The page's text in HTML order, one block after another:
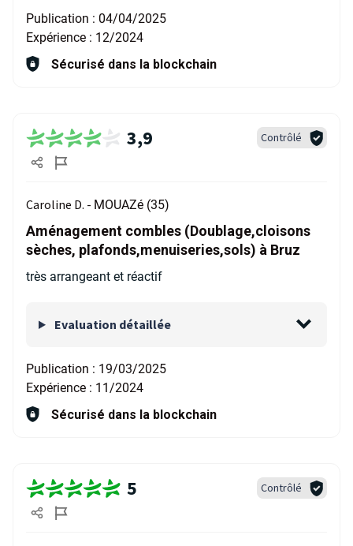
Publication : 04/04/2025
Expérience : 12/2024
Sécurisé dans la blockchain
3,9 Contrôlé
Caroline D. - MOUAZé (35)
Aménagement combles (Doublage,cloisons
sèches, plafonds,menuiseries,sols) à Bruz
très arrangeant et réactif
Evaluation détaillée
Publication : 19/03/2025
Expérience : 11/2024
Sécurisé dans la blockchain
5 Contrôlé